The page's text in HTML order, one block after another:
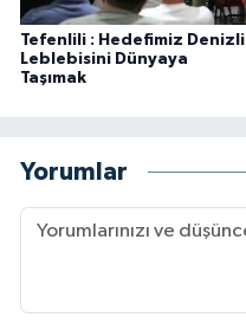
Tefenlili : Hedefimiz Denizli
Leblebisini Dünyaya
Taşımak
Yorumlar